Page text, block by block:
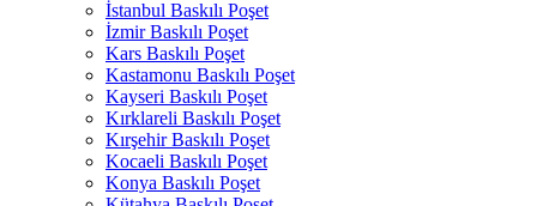
İstanbul Baskılı Poşet
İzmir Baskılı Poşet
Kars Baskılı Poşet
Kastamonu Baskılı Poşet
Kayseri Baskılı Poşet
Kırklareli Baskılı Poşet
Kırşehir Baskılı Poşet
Kocaeli Baskılı Poşet
Konya Baskılı Poşet